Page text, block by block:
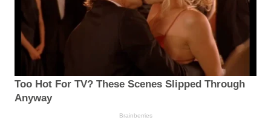
Too Hot For TV? These Scenes Slipped Through
Anyway
Brainberries